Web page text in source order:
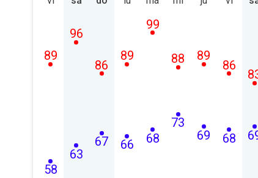
58
89
63
96
67
86
66
89
68
99
73
88
69
89
68
86